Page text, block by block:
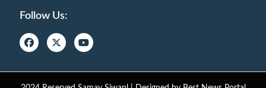
Follow Us: